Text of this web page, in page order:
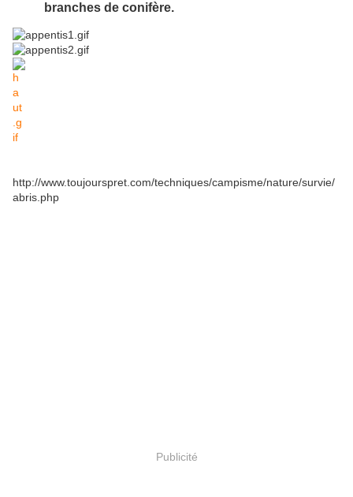
branches de conifère.
http://www.toujourspret.com/techniques/campisme/nature/survie/
abris.php
Publicité